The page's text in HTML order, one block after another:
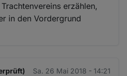
erzählen,
in den Vordergrund
Sa. 26 Mai 2018 - 14:21